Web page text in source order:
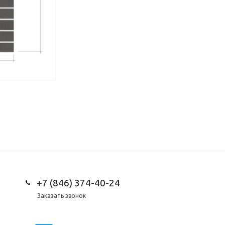
+7 (846) 374-40-24
Заказать звонок